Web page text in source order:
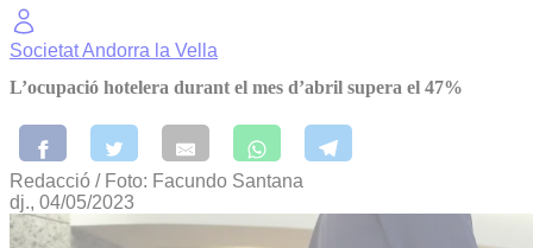
SocietatAndorra la Vella
L’ocupació hotelera durant el mes d’abril supera el 47%
Redacció / Foto: Facundo Santana
dj., 04/05/2023